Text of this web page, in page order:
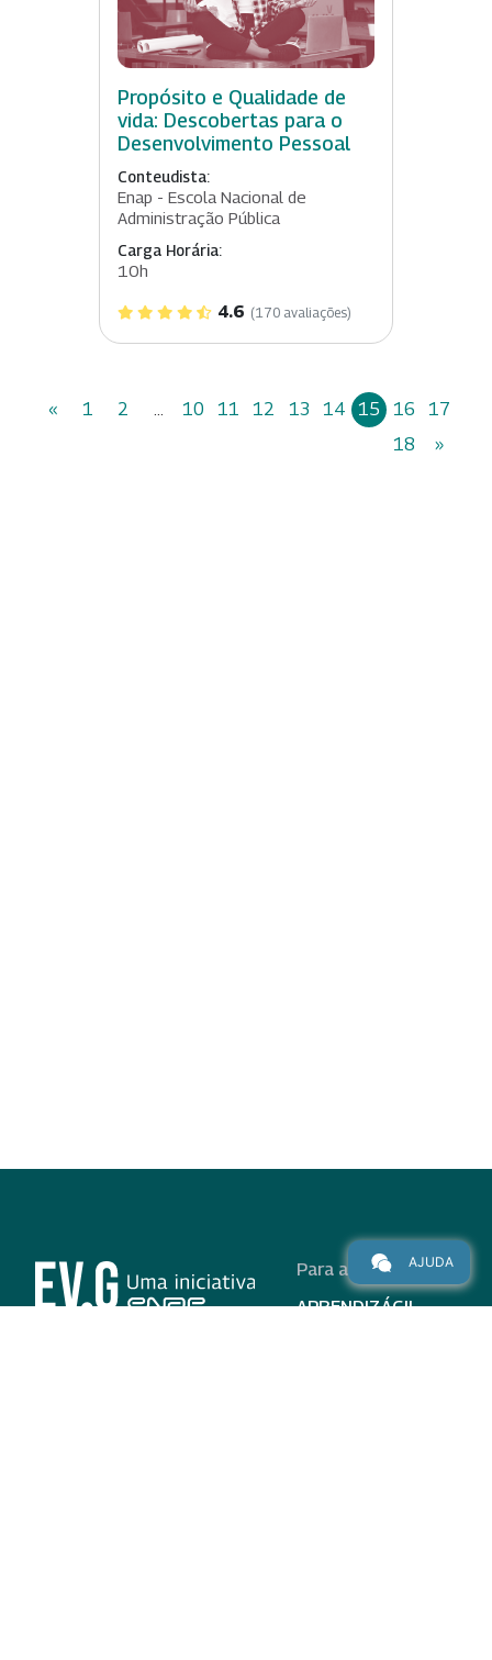
Propósito e Qualidade de
vida: Descobertas para o
Desenvolvimento Pessoal
Conteudista:
Enap - Escola Nacional de
Administração Pública
Carga Horária:
10h
4.6 (170 avaliações)
« 1 2 ... 10 11 12 13 14 15 16
17
18
»
Para alunos
APRENDIZÁGIL
AJUDA